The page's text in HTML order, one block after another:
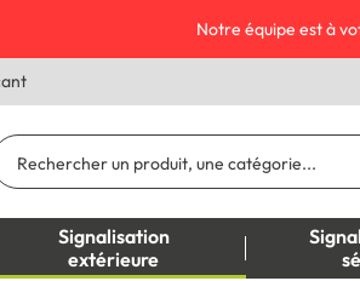
Notre équipe est à
Signalisation
extérieure